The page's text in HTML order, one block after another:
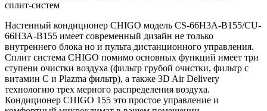
сплит-систем
Настенный кондиционер CHIGO модель CS-66H3A-B155/CU-
66H3A-B155 имеет современный дизайн не только
внутреннего блока но и пульта дистанционного управления.
Сплит система CHIGO помимо основных функций имеет три
ступени очистки воздуха (фильтр грубой очистки, фильтр с
витамин С и Plazma фильтр), а также 3D Air Delivery
технологию трех мерного распределения воздуха.
Кондиционер CHIGO 155 это простое управление и